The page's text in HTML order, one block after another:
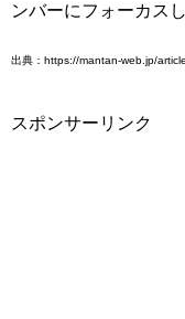
ンバーにフォーカス
出典：https://mantan-web.jp/
スポンサーリンク